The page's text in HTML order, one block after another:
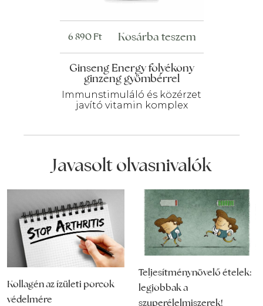
Ginseng Energy folyékony
ginzeng gyömbérrel
Immunstimuláló és közérzet
javító vitamin komplex
6 890Ft Kosárba teszem
Javasolt olvasnivalók
Kollagén az ízületi porcok
védelmére
Teljesítménynövelő ételek:
legjobbak a
szuperélelmiszerek!